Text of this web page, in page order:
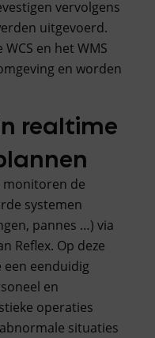
vervolgens
uitgevoerd.
en het WMS
en worden
realtime
monitoren de
systemen
pannes …) via
Reflex. Op deze
een eenduidig
en
operaties
situaties